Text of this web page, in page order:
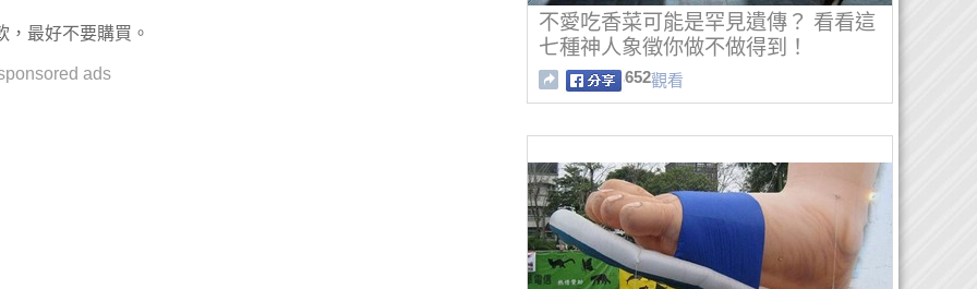
最好不要購買。
ads
不愛吃香菜可能是罕見遺傳？ 看看這
七種神人象徵你做不做得到！
652觀看